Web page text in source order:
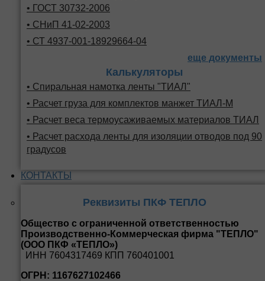
• ГОСТ 30732-2006
• СНиП 41-02-2003
• СТ 4937-001-18929664-04
еще документы
Калькуляторы
• Спиральная намотка ленты "ТИАЛ"
• Расчет груза для комплектов манжет ТИАЛ-М
• Расчет веса термоусаживаемых материалов ТИАЛ
• Расчет расхода ленты для изоляции отводов под 90
градусов
КОНТАКТЫ
Реквизиты ПКФ ТЕПЛО
Общество с ограниченной ответственностью
Производственно-Коммерческая фирма "ТЕПЛО"
(ООО ПКФ «ТЕПЛО»)
ИНН 7604317469 КПП 760401001
ОГРН: 1167627102466